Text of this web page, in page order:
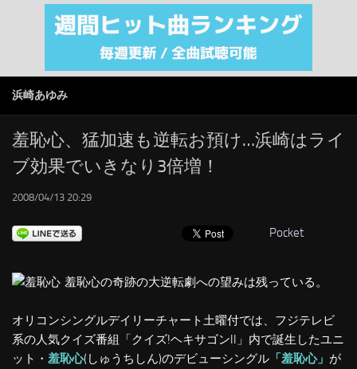
オリジナルiTunes週間トップソング
RSS
LINKS
浜崎あゆみ
羞恥心、猛加速も逆転お預け…浜崎はライ
ブ効果でいきなり3倍増！
2008/04/13 20:29
Pocket
羞恥心の奇跡の大逆転劇への望みは残っている。
オリコンシングルデイリーチャート土曜付では、フジテレビ
系の人気クイズ番組「クイズ!ヘキサゴンII」内で誕生したユニ
ット・ 羞恥心(しゅうちしん)のデビューシングル 「羞恥心」 が